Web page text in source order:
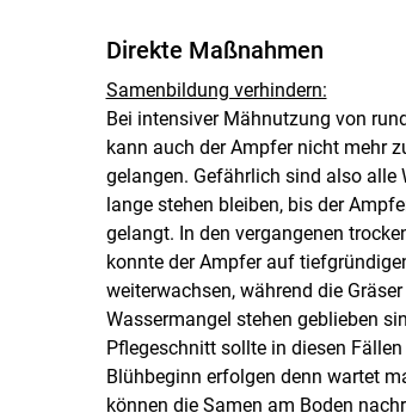
Direkte Maßnahmen
Samenbildung verhindern:
Bei intensiver Mähnutzung von
kann auch der Ampfer nicht mehr
gelangen. Gefährlich sind also alle
lange stehen bleiben, bis der
gelangt. In den vergangenen
konnte der Ampfer auf
weiterwachsen, während die
Wassermangel stehen geblieben
Pflegeschnitt sollte in diesen
Blühbeginn erfolgen denn wartet
können die Samen am Boden